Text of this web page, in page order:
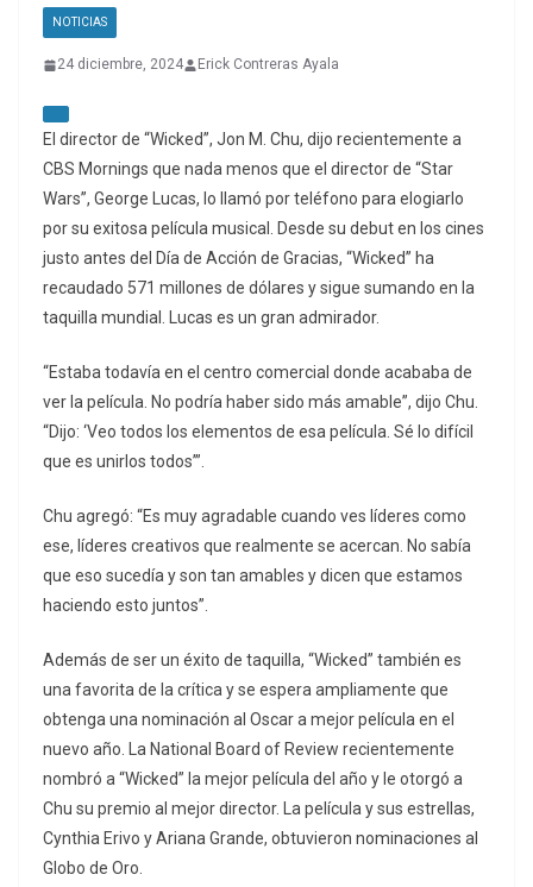
NOTICIAS
24 diciembre, 2024 Erick Contreras Ayala
El director de “Wicked”, Jon M. Chu, dijo recientemente a
CBS Mornings que nada menos que el director de “Star
Wars”, George Lucas, lo llamó por teléfono para elogiarlo
por su exitosa película musical. Desde su debut en los cines
justo antes del Día de Acción de Gracias, “Wicked” ha
recaudado 571 millones de dólares y sigue sumando en la
taquilla mundial. Lucas es un gran admirador.
“Estaba todavía en el centro comercial donde acababa de
ver la película. No podría haber sido más amable”, dijo Chu.
“Dijo: ‘Veo todos los elementos de esa película. Sé lo difícil
que es unirlos todos’”.
Chu agregó: “Es muy agradable cuando ves líderes como
ese, líderes creativos que realmente se acercan. No sabía
que eso sucedía y son tan amables y dicen que estamos
haciendo esto juntos”.
Además de ser un éxito de taquilla, “Wicked” también es
una favorita de la crítica y se espera ampliamente que
obtenga una nominación al Oscar a mejor película en el
nuevo año. La National Board of Review recientemente
nombró a “Wicked” la mejor película del año y le otorgó a
Chu su premio al mejor director. La película y sus estrellas,
Cynthia Erivo y Ariana Grande, obtuvieron nominaciones al
Globo de Oro.